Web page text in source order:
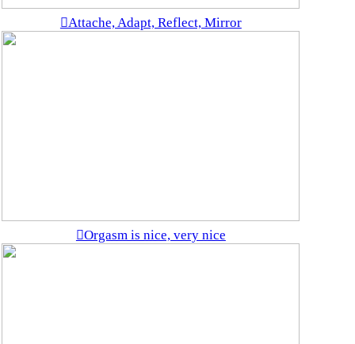
︎Attache, Adapt, Reflect, Mirror
︎Orgasm is nice, very nice